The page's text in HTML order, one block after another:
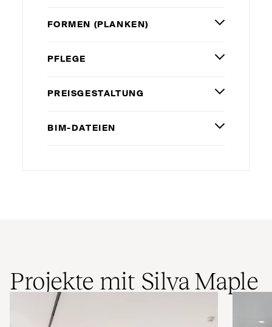
FORMEN (PLANKEN)
PFLEGE
PREISGESTALTUNG
BIM-DATEIEN
Projekte mit Silva Maple